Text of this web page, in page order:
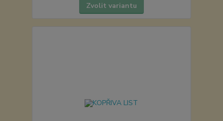
Zvolit variantu